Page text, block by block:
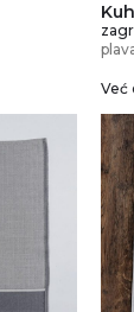
Već